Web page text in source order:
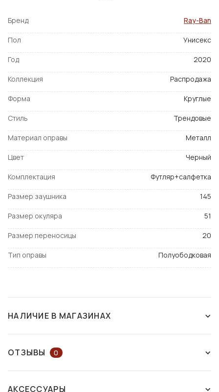
Бренд Ray-Ban
Пол Унисекс
Год 2020
Коллекция Распродажа
Форма Круглые
Стиль Трендовые
Материал оправы Металл
Цвет Черный
Комплектация Футляр+салфетка
Размер заушника 145
Размер окуляра 51
Размер переносицы 20
Тип оправы Полуободковая
НАЛИЧИЕ В МАГАЗИНАХ
ОТЗЫВЫ 0
АКСЕССУАРЫ